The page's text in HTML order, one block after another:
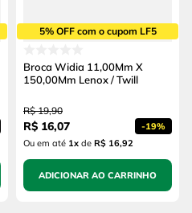
5% OFF com o cupom LF5
Broca Widia 11,00Mm X
150,00Mm Lenox / Twill
R$ 19,90
R$ 16,07 -19%
Ou em até 1x de R$ 16,92
ADICIONAR AO CARRINHO